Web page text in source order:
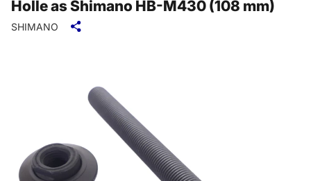
Holle as Shimano HB-M430 (108 mm)
SHIMANO